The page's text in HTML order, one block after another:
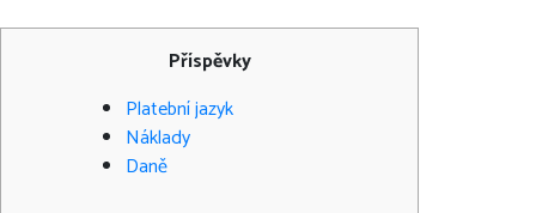
Příspěvky
Platební jazyk
Náklady
Daně